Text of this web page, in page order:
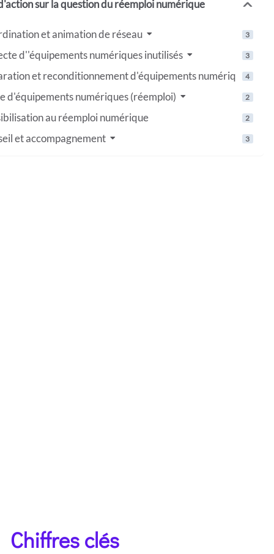
sur la question du réemploi numérique
et animation de réseau 3
d''équipements numériques inutilisés 3
et reconditionnement d'équipements numériques
4
d'équipements numériques (réemploi) 2
au réemploi numérique 2
et accompagnement 3
Chiffres clés